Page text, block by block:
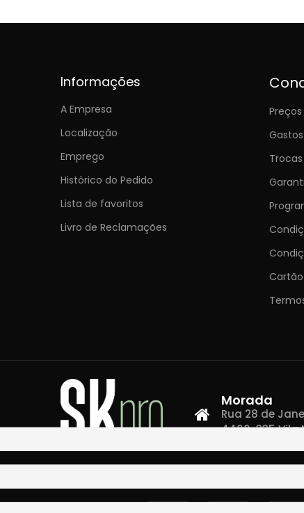
Informações
A Empresa
Localização
Emprego
Histórico do Pedido
Lista de favoritos
Livro de Reclamações
Preços
Cartão
Morada
Rua 28 de
4400-335 Vila